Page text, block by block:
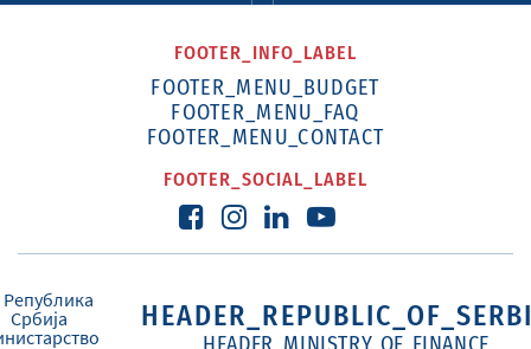
FOOTER_INFO_LABEL
FOOTER_MENU_BUDGET
FOOTER_MENU_FAQ
FOOTER_MENU_CONTACT
FOOTER_SOCIAL_LABEL
HEADER_MINISTRY_OF_FINANCE